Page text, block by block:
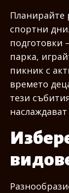
Планирайте
спортни
подготовки
парка,
пикник с
времето
тези